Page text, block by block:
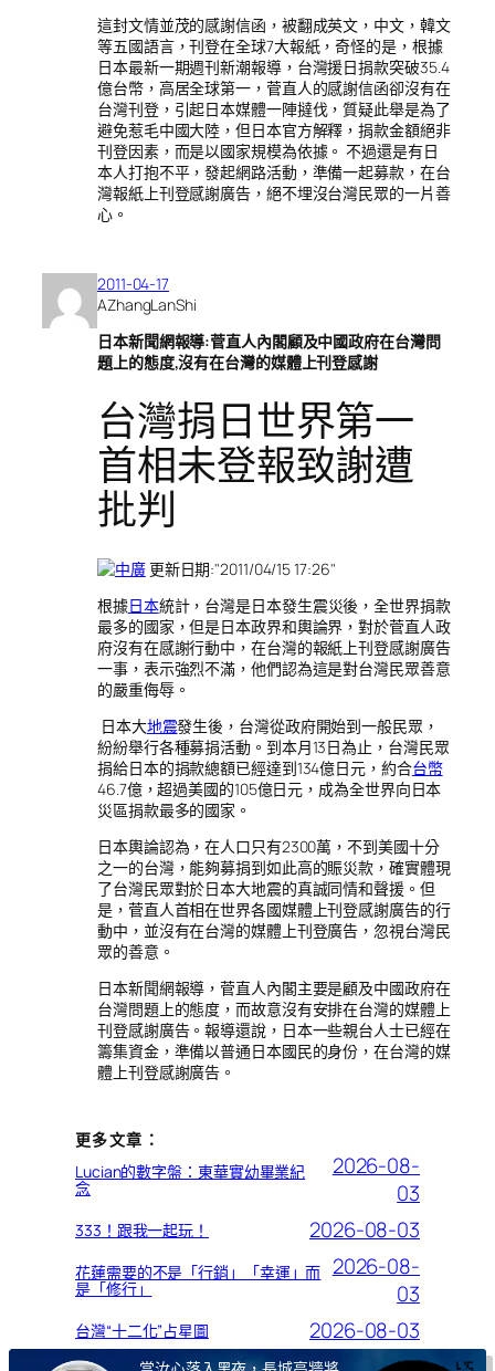
這封文情並茂的感謝信函，被翻成英文，中文，韓文
等五國語言，刊登在全球7大報紙，奇怪的是，根據
日本最新一期週刊新潮報導，台灣援日捐款突破35.4
億台幣，高居全球第一，菅直人的感謝信函卻沒有在
台灣刊登，引起日本媒體一陣撻伐，質疑此舉是為了
避免惹毛中國大陸，但日本官方解釋，捐款金額絕非
刊登因素，而是以國家規模為依據。 不過還是有日
本人打抱不平，發起網路活動，準備一起募款，在台
灣報紙上刊登感謝廣告，絕不埋沒台灣民眾的一片善
心。
2011-04-17
AZhangLanShi
日本新聞網報導:菅直人內閣顧及中國政府在台灣問
題上的態度,沒有在台灣的媒體上刊登感謝
台灣捐日世界第一
首相未登報致謝遭
批判
更新日期: 2011/04/15 17:26
根據日本統計，台灣是日本發生震災後，全世界捐款
最多的國家，但是日本政界和輿論界，對於菅直人政
府沒有在感謝行動中，在台灣的報紙上刊登感謝廣告
一事，表示強烈不滿，他們認為這是對台灣民眾善意
的嚴重侮辱。
日本大地震發生後，台灣從政府開始到一般民眾，
紛紛舉行各種募捐活動。到本月13日為止，台灣民眾
捐給日本的捐款總額已經達到134億日元，約合台幣
46.7億，超過美國的105億日元，成為全世界向日本
災區捐款最多的國家。
日本輿論認為，在人口只有2300萬，不到美國十分
之一的台灣，能夠募捐到如此高的賑災款，確實體現
了台灣民眾對於日本大地震的真誠同情和聲援。但
是，菅直人首相在世界各國媒體上刊登感謝廣告的行
動中，並沒有在台灣的媒體上刊登廣告，忽視台灣民
眾的善意。
日本新聞網報導，菅直人內閣主要是顧及中國政府在
台灣問題上的態度，而故意沒有安排在台灣的媒體上
刊登感謝廣告。報導還說，日本一些親台人士已經在
籌集資金，準備以普通日本國民的身份，在台灣的媒
體上刊登感謝廣告。
更多文章：
Lucian的數字盤：東華實幼畢業紀
念
2026-08-
03
333！跟我一起玩！ 2026-08-03
花蓮需要的不是「行銷」「幸運」而
是「修行」
2026-08-
03
台灣“十二化”占星圖 2026-08-03